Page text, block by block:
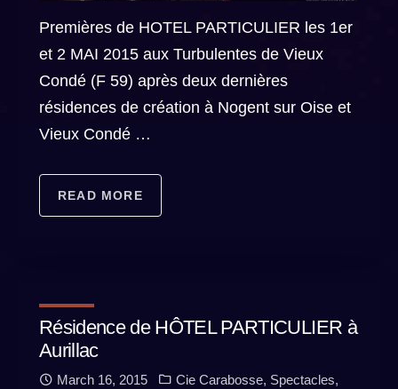
Premières de HOTEL PARTICULIER les 1er
et 2 MAI 2015 aux Turbulentes de Vieux
Condé (F 59) après deux dernières
résidences de création à Nogent sur Oise et
Vieux Condé …
READ MORE
Résidence de HÔTEL PARTICULIER à
Aurillac
March 16, 2015 Cie Carabosse, Spectacles,